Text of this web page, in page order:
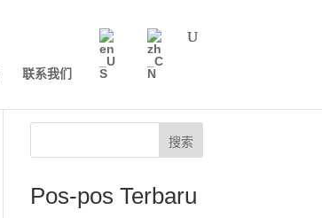
联系我们
搜索
Pos-pos Terbaru